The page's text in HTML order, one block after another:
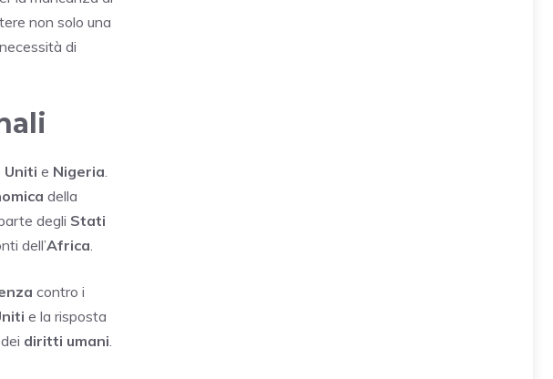
non solo una
di
Uniti e Nigeria.
della
degli Stati
dell’Africa.
contro i
e la risposta
diritti umani.